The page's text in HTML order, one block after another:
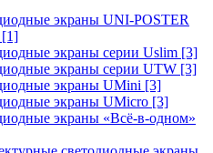
экраны UNI-POSTER
[1]
экраны серии Uslim [3]
экраны серии UTW [3]
экраны UMini [3]
экраны UMicro [3]
экраны «Всё-в-одном»